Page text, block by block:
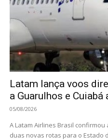
Latam lança voos
a Guarulhos e Cuiabá
05/08/2026
A Latam Airlines Brasil
duas novas rotas para o Estado